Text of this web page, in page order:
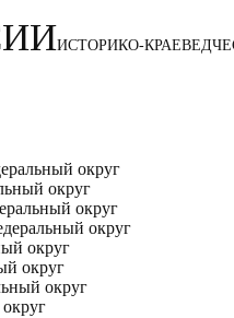
ИСТОРИКО-
округ
округ
округ
округ
округ
округ
округ